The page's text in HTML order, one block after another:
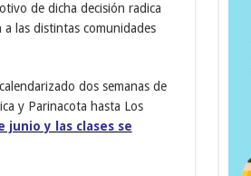
de dicha decisión radica
las distintas comunidades
dos semanas de
y Parinacota hasta Los
junio y las clases se